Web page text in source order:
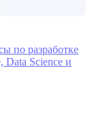
по разработке
Science и